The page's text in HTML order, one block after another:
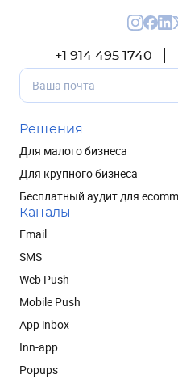
+1 914 495 1740
Решения
Для малого бизнеса
Для крупного бизнеса
Бесплатный аудит для
Каналы
Email
SMS
Web Push
Mobile Push
App inbox
Inn-app
Popups